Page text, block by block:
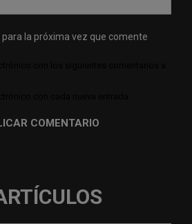
la próxima vez que comente